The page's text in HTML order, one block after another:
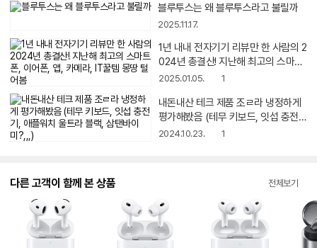
이
동
아
이
콘
블루투스는 왜 블루투스라고 불릴까
2025.11.17.
동
영
상
이
콘
1년 내내 전자기기 리뷰만 한 사람의 2
024년 총결산! 지난해 최고의 스마트
폰, 이어폰, 앱, 카메라, IT꿀템 몽땅 털
2025.01.05. 1
동
영
상
내돈내산 테크 제품 조ㄹ라 냉정하게
평가해봤음 (테무 키보드, 잇섭 충전
기, 애플워치 울트라 블랙, 삼탠바이
2024.10.23. 1
다른 고객이 함께 본 상품 전체보기